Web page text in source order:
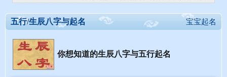
宝宝起名
五行/生辰八字与起名
你想知道的生辰八字与五行起名